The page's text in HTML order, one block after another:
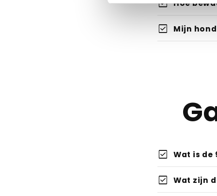
check_box Hoe
check_box Mijn
check_box Wat is
check_box Wat zijn